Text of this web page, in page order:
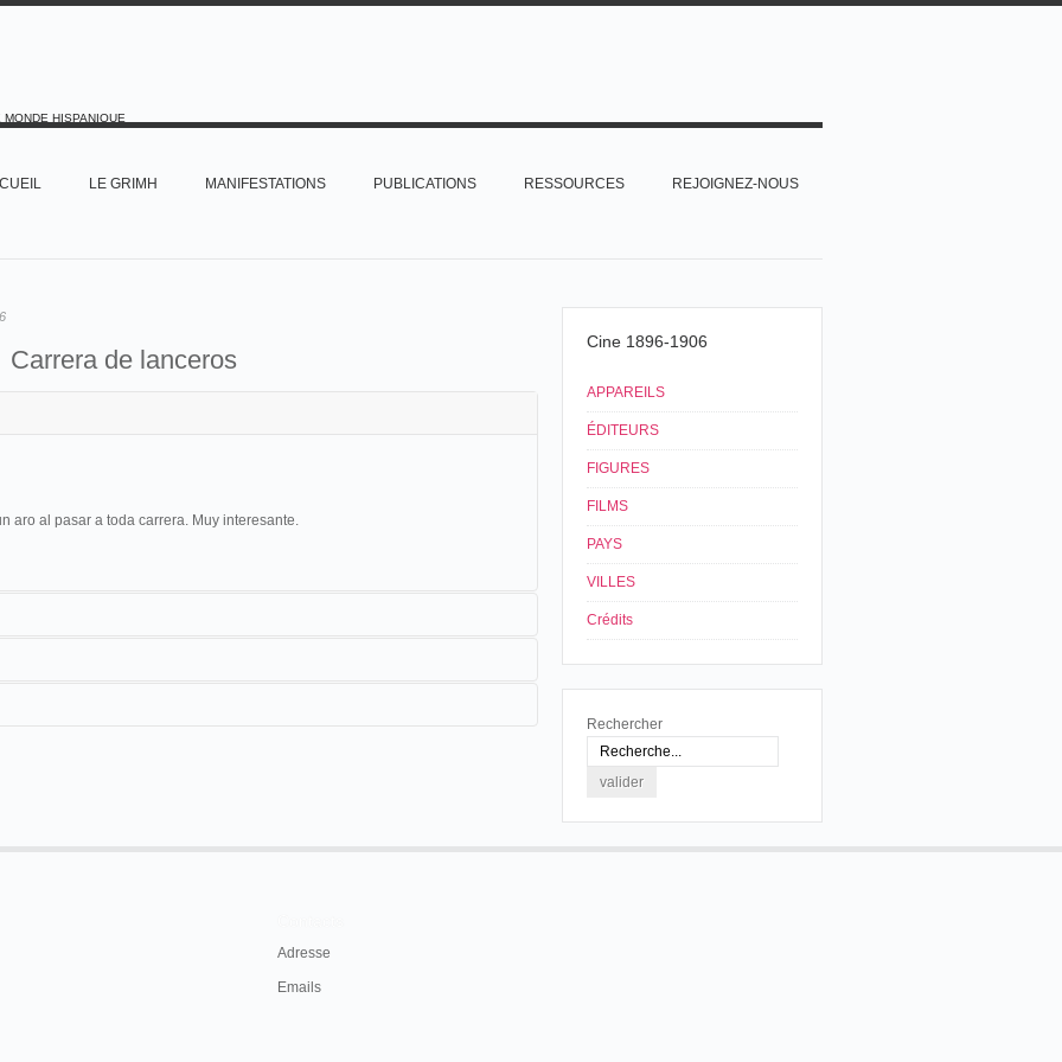
HISPANIQUE
LE GRIMH MANIFESTATIONS PUBLICATIONS RESSOURCES REJOIGNEZ-NOUS
Carrera de lanceros
aro al pasar a toda carrera. Muy interesante.
Cine 1896-1906
APPAREILS
ÉDITEURS
FIGURES
FILMS
PAYS
VILLES
Crédits
Rechercher
Adresse
Emails